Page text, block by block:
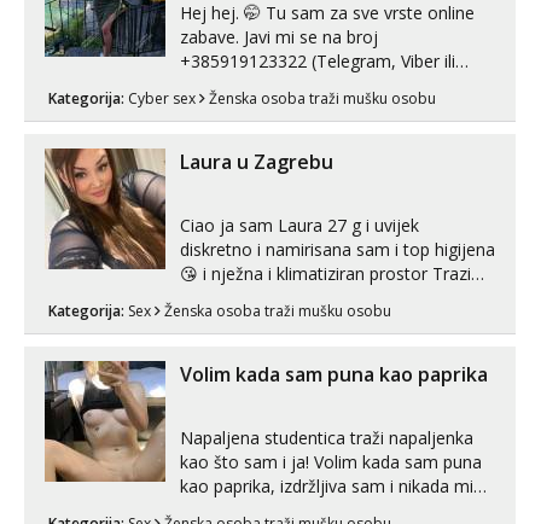
Hej hej. 🤭 Tu sam za sve vrste online
zabave. Javi mi se na broj
+385919123322 (Telegram, Viber ili
Whatsapp). 🤙 NE javljaj se na uzivo.
Hvala.
Kategorija: Cyber sex Ženska osoba traži mušku osobu
Laura u Zagrebu
Ciao ja sam Laura 27 g i uvijek
diskretno i namirisana sam i top higijena
😘 i nježna i klimatiziran prostor Trazim
Pusenje i gutanje sperme Erotsko rublje
tijelu Iskljucivo neradim analni !!! I
Kategorija: Sex Ženska osoba traži mušku osobu
Volim kada sam puna kao paprika
Napaljena studentica traži napaljenka
kao što sam i ja! Volim kada sam puna
kao paprika, izdržljiva sam i nikada mi